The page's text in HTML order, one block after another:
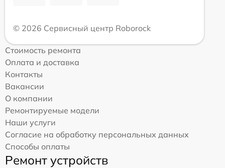
© 2026 Сервисный центр Roborock
Стоимость ремонта
Оплата и доставка
Контакты
Вакансии
О компании
Ремонтируемые модели
Наши услуги
Согласие на обработку персональных данных
Способы оплаты
Ремонт устройств